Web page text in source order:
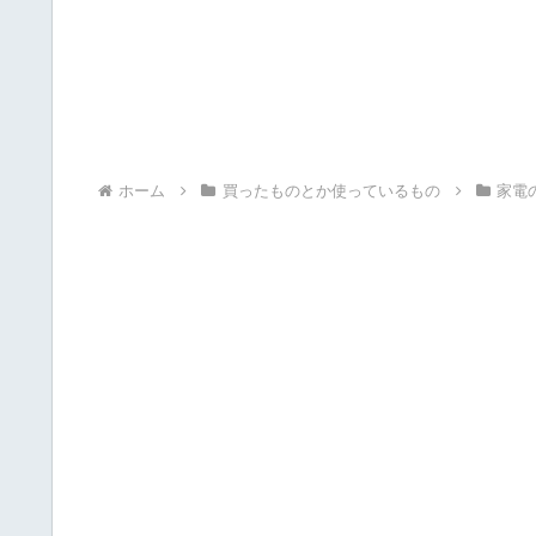
ホーム 買ったものとか使っているもの 家電